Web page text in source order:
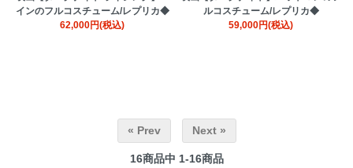
インのフルコスチューム/レプリカ◆
62,000円(税込)
ルコスチューム/レプリカ◆
59,000円(税込)
« Prev Next »
16商品中 1-16商品